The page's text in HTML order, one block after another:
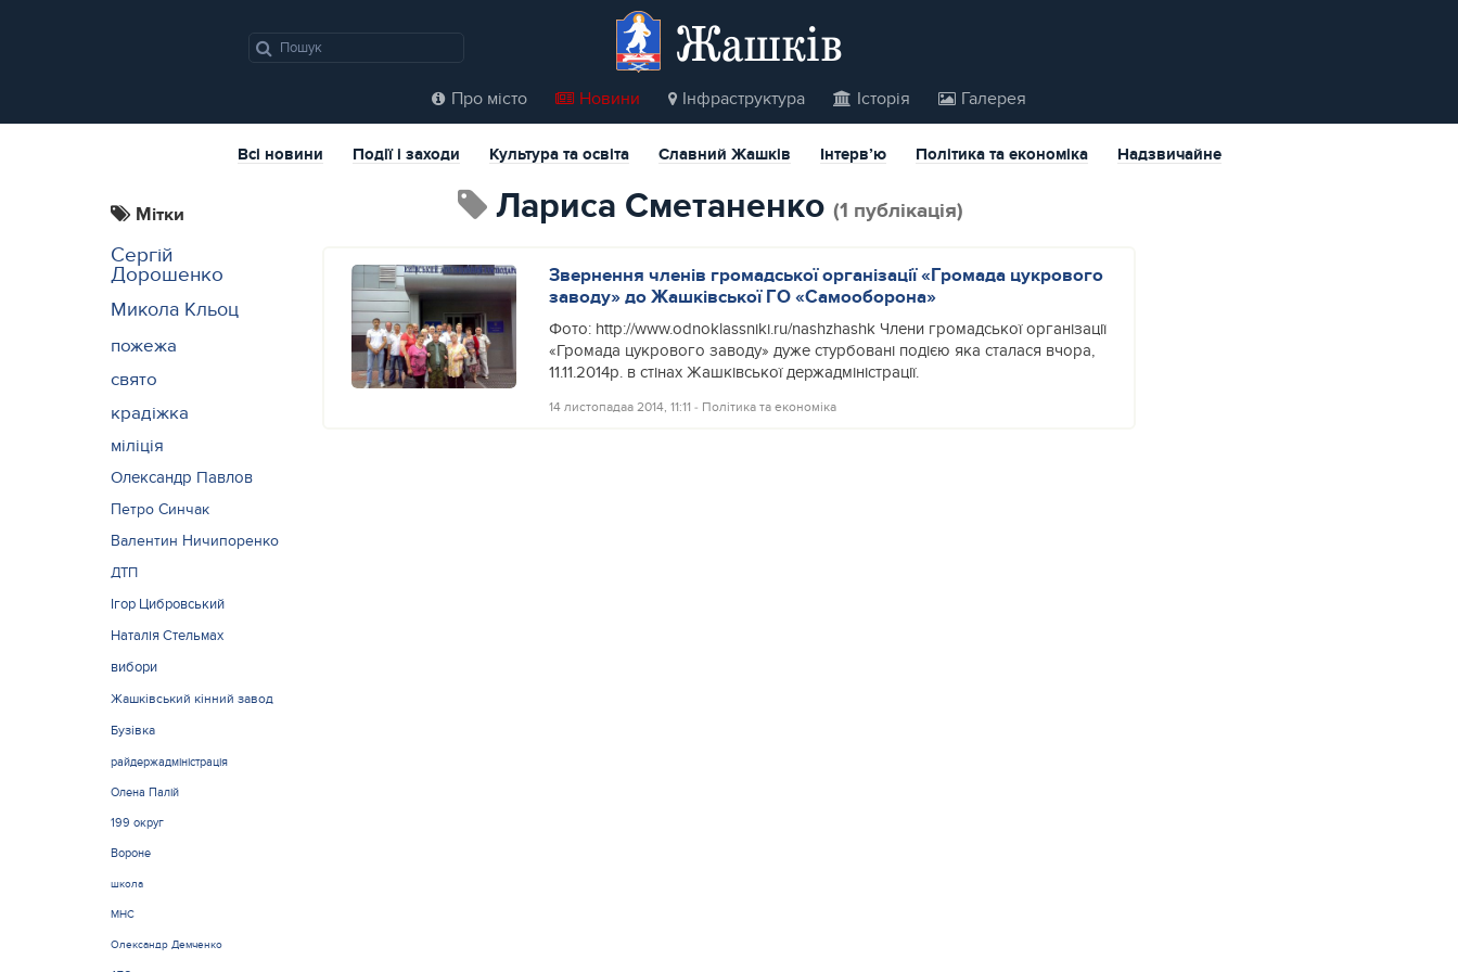
Жашків
Про місто Новини Інфраструктура Історія Галерея
Всі новини Події і заходи Культура та освіта Славний Жашків Інтерв’ю Політика та економіка Надзвичайне
Мітки
Сергій
Дорошенко
Микола Кльоц
пожежа
свято
крадіжка
міліція
Олександр Павлов
Петро Синчак
Валентин Ничипоренко
ДТП
Ігор Цибровський
Наталія Стельмах
вибори
Жашківський кінний завод
Бузівка
райдержадміністрація
Олена Палій
199 округ
Вороне
школа
МНС
Олександр Демченко
Лариса Сметаненко (1 публікація)
Звернення членів громадської організації «Громада цукрового
заводу» до Жашківської ГО «Самооборона»
Фото: http://www.odnoklassniki.ru/nashzhashk Члени громадської організації
«Громада цукрового заводу» дуже стурбовані подією яка сталася вчора,
11.11.2014р. в стінах Жашківської держадміністрації.
14 листопадаа 2014, 11:11 ‐ Політика та економіка